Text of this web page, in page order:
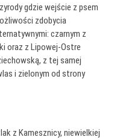
gdzie wejście z psem
zdobycia
czarnym z
oraz z Lipowej-Ostre
z tej samej
i zielonym od strony
z Kamesznicy, niewielkiej